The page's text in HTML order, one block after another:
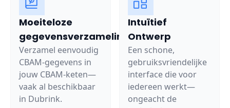
Moeiteloze
gegevensverzameling
Verzamel eenvoudig
CBAM-gegevens in
jouw CBAM-keten—
vaak al beschikbaar
in Dubrink.
Intuïtief
Ontwerp
Een schone,
gebruiksvriendelijke
interface die voor
iedereen werkt—
ongeacht de